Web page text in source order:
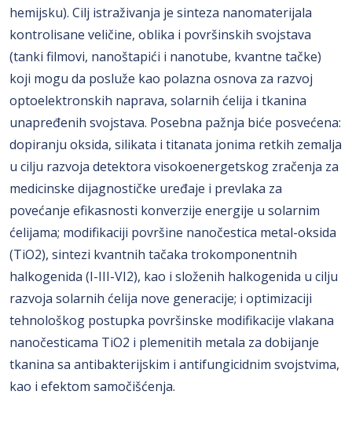
hemijsku). Cilj istraživanja je sinteza nanomaterijala
kontrolisane veličine, oblika i površinskih svojstava
(tanki filmovi, nanoštapići i nanotube, kvantne tačke)
koji mogu da posluže kao polazna osnova za razvoj
optoelektronskih naprava, solarnih ćelija i tkanina
unapređenih svojstava. Posebna pažnja biće posvećena:
dopiranju oksida, silikata i titanata jonima retkih zemalja
u cilju razvoja detektora visokoenergetskog zračenja za
medicinske dijagnostičke uređaje i prevlaka za
povećanje efikasnosti konverzije energije u solarnim
ćelijama; modifikaciji površine nanočestica metal-oksida
(TiO2), sintezi kvantnih tačaka trokomponentnih
halkogenida (I-III-VI2), kao i složenih halkogenida u cilju
razvoja solarnih ćelija nove generacije; i optimizaciji
tehnološkog postupka površinske modifikacije vlakana
nanočesticama TiO2 i plemenitih metala za dobijanje
tkanina sa antibakterijskim i antifungicidnim svojstvima,
kao i efektom samočišćenja.